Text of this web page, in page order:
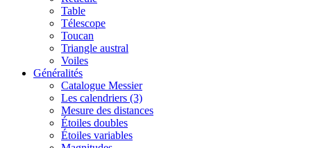
Table
Télescope
Toucan
Triangle austral
Voiles
Généralités
Catalogue Messier
Les calendriers (3)
Mesure des distances
Étoiles doubles
Étoiles variables